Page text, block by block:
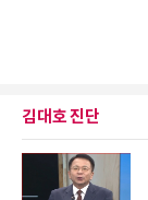
김대호 진단